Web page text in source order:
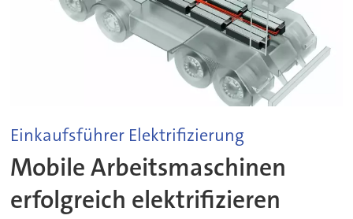
Einkaufsführer Elektrifizierung
Mobile Arbeitsmaschinen
erfolgreich elektrifizieren